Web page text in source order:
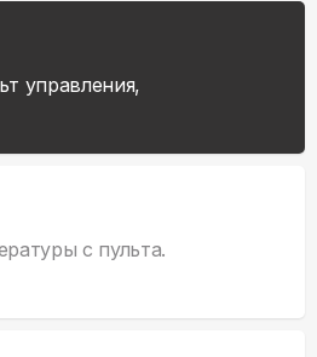
управления,
с пульта.